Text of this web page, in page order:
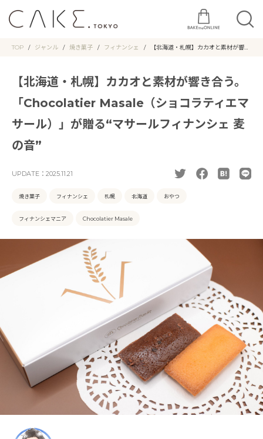
TOP ジャンル 焼き菓子 フィナンシェ
【北海道・札幌】カカオと素材が響き
ールフィナンシェ 麦の音”
【北海道・札幌】カカオと素材が響き合う。
「Chocolatier Masale（ショコラティエマ
サール）」が贈る“マサールフィナンシェ 麦
の音”
UPDATE： 2025.11.21
焼き菓子 フィナンシェ 札幌 北海道 おやつ
フィナンシェマニア Chocolatier Masale